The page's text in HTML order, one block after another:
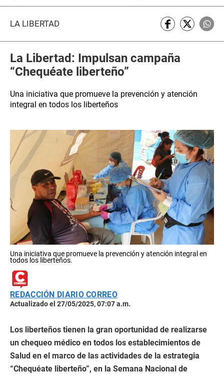
LA LIBERTAD
La Libertad: Impulsan campaña
“Chequéate liberteño”
Una iniciativa que promueve la prevención y atención
integral en todos los liberteños
Una iniciativa que promueve la prevención y atención integral en
todos los liberteños.
REDACCIÓN DIARIO CORREO
Actualizado el 27/05/2025, 07:07 a.m.
Los liberteños tienen la gran oportunidad de realizarse
un chequeo médico en todos los establecimientos de
Salud en el marco de las actividades de la estrategia
“Chequéate liberteño”, en la Semana Nacional de